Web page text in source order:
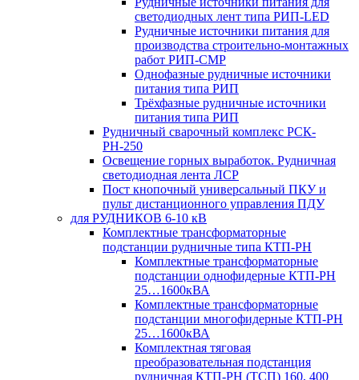
светодиодных лент типа РИП-LED
Рудничные источники питания для
производства строительно-монтажных
работ РИП-СМР
Однофазные рудничные источники
питания типа РИП
Трёхфазные рудничные источники
питания типа РИП
Рудничный сварочный комплекс РСК-
РН-250
Освещение горных выработок. Рудничная
светодиодная лента ЛСР
Пост кнопочный универсальный ПКУ и
пульт дистанционного управления ПДУ
для РУДНИКОВ 6-10 кВ
Комплектные трансформаторные
подстанции рудничные типа КТП-РН
Комплектные трансформаторные
подстанции однофидерные КТП-РН
25…1600кВА
Комплектные трансформаторные
подстанции многофидерные КТП-РН
25…1600кВА
Комплектная тяговая
преобразовательная подстанция
рудничная КТП-РН (ТСП) 160, 400